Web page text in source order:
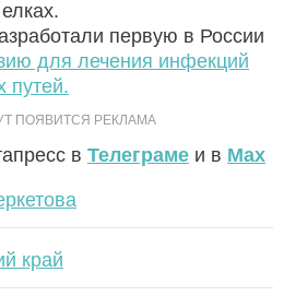
первую в России
для лечения инфекций
путей.
в Телеграме и в Max
край